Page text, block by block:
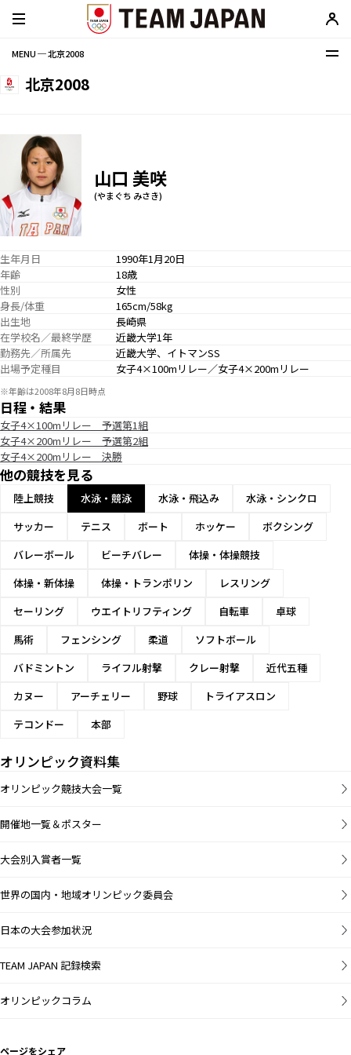
MENU ─ 北京2008
北京2008
山口 美咲
(やまぐち みさき)
生年月日
1990年1月20日
年齢
18歳
性別
女性
身長/体重
165cm/58kg
出生地
長崎県
在学校名／最終学歴
近畿大学1年
勤務先／所属先
近畿大学、イトマンSS
出場予定種目
女子4×100mリレー／女子4×200mリレー
※年齢は2008年8月8日時点
日程・結果
女子4×100mリレー 予選第1組
女子4×200mリレー 予選第2組
女子4×200mリレー 決勝
他の競技を見る
陸上競技 水泳・競泳 水泳・飛込み
水泳・シンクロ
サッカー
テニス ボート ホッケー
ボクシング
バレーボール
ビーチバレー
体操・体操競技
体操・新体操
体操・トランポリン
レスリング
セーリング
ウエイトリフティング 自転車
卓球
馬術
フェンシング 柔道
ソフトボール
バドミントン
ライフル射撃 クレー射撃
近代五種
カヌー
アーチェリー 野球
トライアスロン
テコンドー
本部
オリンピック資料集
オリンピック競技大会一覧
開催地一覧＆ポスター
大会別入賞者一覧
世界の国内・地域オリンピック委員会
日本の大会参加状況
TEAM JAPAN 記録検索
オリンピックコラム
ページをシェア